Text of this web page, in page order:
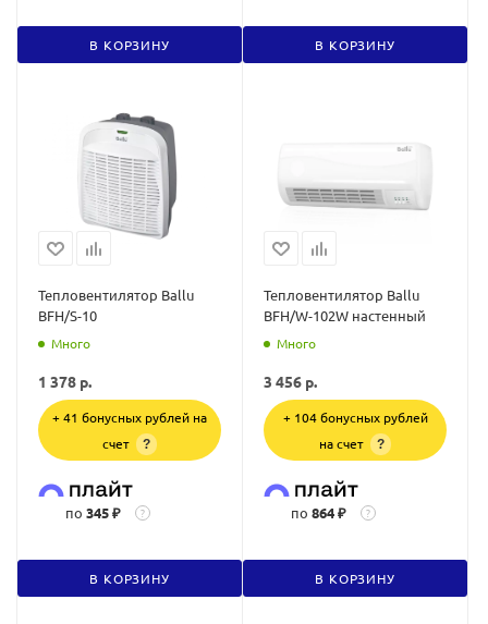
В КОРЗИНУ В КОРЗИНУ
Тепловентилятор Ballu
BFH/S-10
Много
1 378 р.
+ 41 бонусных рублей на
счет
?
по 345 ₽ ?
В КОРЗИНУ
Тепловентилятор Ballu
BFH/W-102W настенный
Много
3 456 р.
+ 104 бонусных рублей
на счет
?
по 864 ₽ ?
В КОРЗИНУ